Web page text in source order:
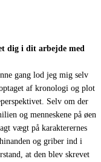
dig i dit arbejde med
gang lod jeg mig selv
af kronologi og plot
Selv om der
og menneskene på øen
vægt på karakterernes
og griber ind i
at den blev skrevet